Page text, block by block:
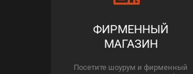
ФИРМЕННЫЙ
МАГАЗИН
Посетите шоурум и фирменный